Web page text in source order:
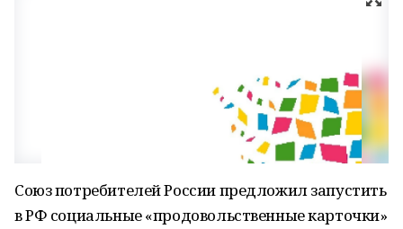
Союз потребителей России предложил запустить
в РФ социальные «продовольственные карточки»